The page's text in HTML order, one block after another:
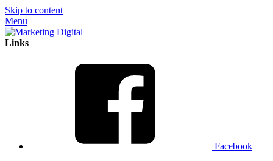
Skip to content
Menu
Links
Facebook